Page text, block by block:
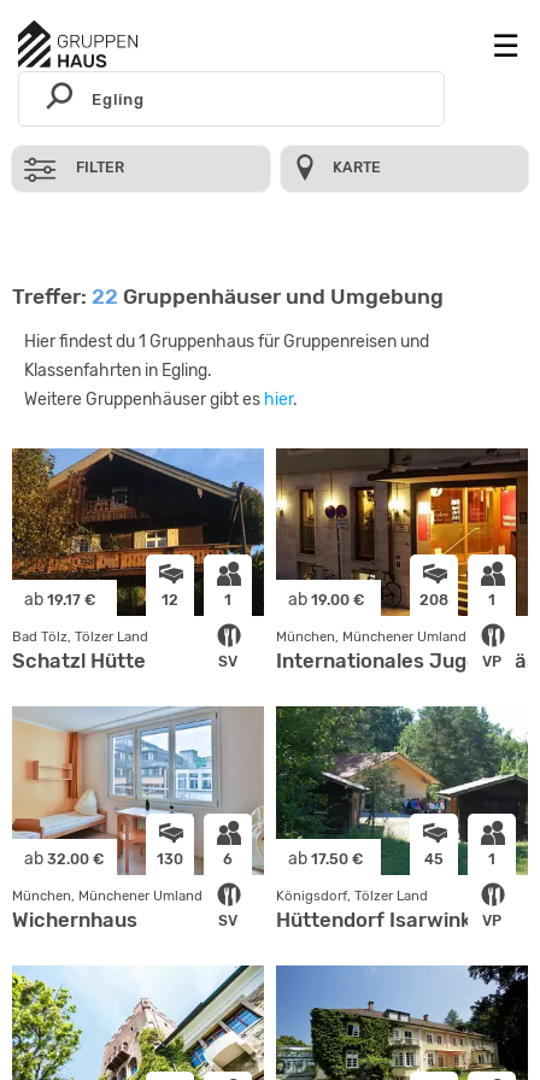
FILTER KARTE
Treffer: 22 Gruppenhäuser und Umgebung
Hier findest du 1 Gruppenhaus für Gruppenreisen und
Klassenfahrten in Egling.
Weitere Gruppenhäuser gibt es hier.
ab 19.17 € 12 1
SV
Bad Tölz, Tölzer Land
Schatzl Hütte
ab 19.00 € 208 1
VP
München, Münchener Umland
Internationales
ab 32.00 € 130 6
SV
München, Münchener Umland
Wichernhaus
ab 17.50 € 45 1
VP
Königsdorf, Tölzer Land
Hüttendorf Isarwinkel